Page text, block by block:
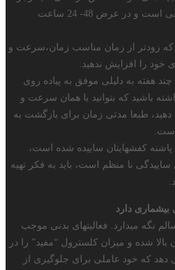
دارد و کاملا طبیعی است و در عرض 48- 24 ساعت
که زودتر از زمان مناسب زمان،سرعت و
خود را افزایش ندهید.
هفته به دلیلی موفق به پیاده روی
باشید که بتوانید با همان سرعت و
طبعا مدتی زمان برای بازگشت به
کفشهایتان ساییده شده است،
نا منظم است، باید به فکر تهیه
بیشماری دارد
نگه میدارد. فعالیتهای بدنی موجب
شده و میزان کلسترول “مفید” را در
که خود عاملی برای جلوگیری از